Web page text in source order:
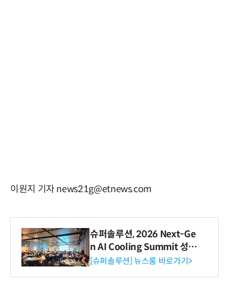
이원지 기자 news21g@etnews.com
슈퍼솔루션, 2026 Next-Ge
n AI Cooling Summit 성황
리 성료
[슈퍼솔루션] 뉴스룸 바로가기>